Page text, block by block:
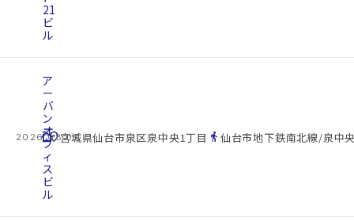
21
ビ
ル
2026.08.07
cottage
ア
ー
バ
ン
オ
フ
ィ
ス
ビ
ル
location_on宮城県仙台市泉区泉中央1丁目 directions_walk 仙台市地下鉄南北線/泉中